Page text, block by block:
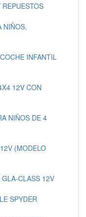
NIÑOS,
INFANTIL
12V CON
NIÑOS DE 4
(MODELO
CLASS 12V
SPYDER